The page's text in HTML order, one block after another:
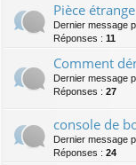
Pièce étrange
Dernier message
Réponses : 11
Comment
Dernier message
Réponses : 27
console de
Dernier message
Réponses : 24